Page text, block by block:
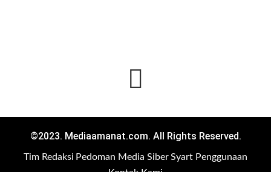
©2023. Mediaamanat.com. All Rights Reserved.
Tim Redaksi Pedoman Media SiberSyart Penggunaan